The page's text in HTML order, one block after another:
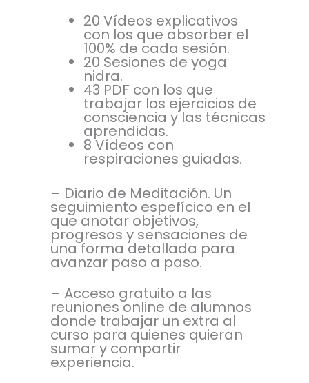
20 Vídeos explicativos
con los que absorber el
100% de cada sesión.
20 Sesiones de yoga
nidra.
43 PDF con los que
trabajar los ejercicios de
consciencia y las técnicas
aprendidas.
8 Vídeos con
respiraciones guiadas.
– Diario de Meditación. Un
seguimiento espefícico en el
que anotar objetivos,
progresos y sensaciones de
una forma detallada para
avanzar paso a paso.
– Acceso gratuito a las
reuniones online de alumnos
donde trabajar un extra al
curso para quienes quieran
sumar y compartir
experiencia.